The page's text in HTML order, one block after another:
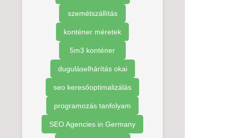
szemétszállítás
konténer méretek
5m3 konténer
duguláselhárítás okai
seo keresőoptimalizálás
programozás tanfolyam
SEO Agencies in Germany